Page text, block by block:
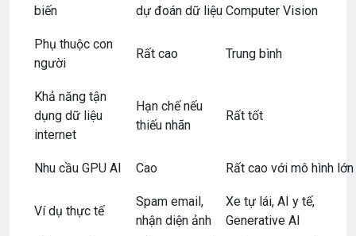
biến
dự đoán dữ liệu Computer Vision
Phụ thuộc con
người
Rất cao Trung bình
Khả năng tận
dụng dữ liệu
internet
Hạn chế nếu
thiếu nhãn
Rất tốt
Nhu cầu GPU AI Cao Rất cao với mô hình lớn
Ví dụ thực tế
Spam email,
nhận diện ảnh
Xe tự lái, AI y tế,
Generative AI